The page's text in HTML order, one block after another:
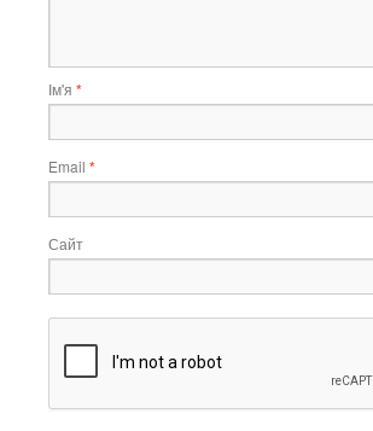
Ім'я *
Email *
Сайт